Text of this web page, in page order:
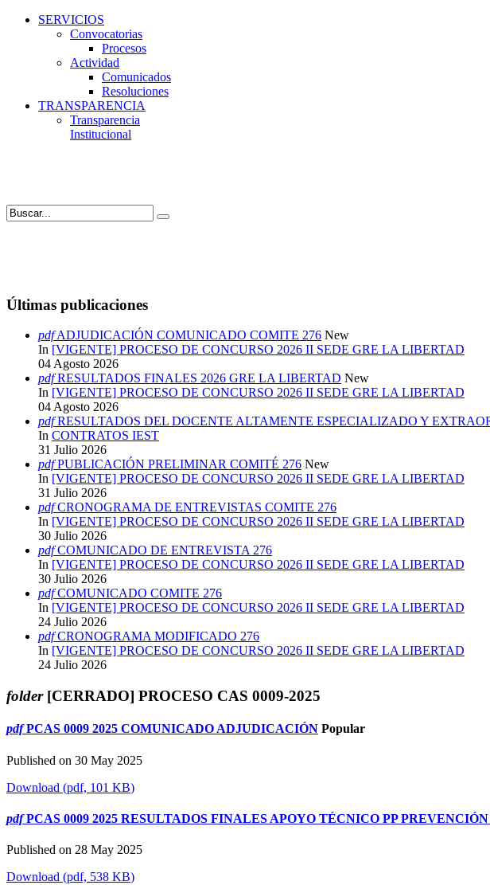
SERVICIOS
Convocatorias
Procesos
Actividad
Comunicados
Resoluciones
TRANSPARENCIA
Transparencia
Institucional
Últimas publicaciones
pdfADJUDICACIÓN COMUNICADO COMITE 276 New
In [VIGENTE] PROCESO DE CONCURSO 2026 II SEDE GRE LA LIBERTAD
04 Agosto 2026
pdf RESULTADOS FINALES 2026 GRE LA LIBERTAD New
In [VIGENTE] PROCESO DE CONCURSO 2026 II SEDE GRE LA LIBERTAD
04 Agosto 2026
pdf RESULTADOS DEL DOCENTE ALTAMENTE ESPECIALIZADO Y
In CONTRATOS IEST
31 Julio 2026
pdf PUBLICACIÓN PRELIMINAR COMITÉ 276 New
In [VIGENTE] PROCESO DE CONCURSO 2026 II SEDE GRE LA LIBERTAD
31 Julio 2026
pdf CRONOGRAMA DE ENTREVISTAS COMITE 276
In [VIGENTE] PROCESO DE CONCURSO 2026 II SEDE GRE LA LIBERTAD
30 Julio 2026
pdf COMUNICADO DE ENTREVISTA 276
In [VIGENTE] PROCESO DE CONCURSO 2026 II SEDE GRE LA LIBERTAD
30 Julio 2026
pdf COMUNICADO COMITE 276
In [VIGENTE] PROCESO DE CONCURSO 2026 II SEDE GRE LA LIBERTAD
24 Julio 2026
pdf CRONOGRAMA MODIFICADO 276
In [VIGENTE] PROCESO DE CONCURSO 2026 II SEDE GRE LA LIBERTAD
24 Julio 2026
folder [CERRADO] PROCESO CAS 0009-2025
pdf PCAS 0009 2025 COMUNICADO ADJUDICACIÓN Popular
Published on 30 May 2025
Download (pdf, 101 KB)
pdf PCAS 0009 2025 RESULTADOS FINALES APOYO TÉCNICO PP
Published on 28 May 2025
Download (pdf, 538 KB)